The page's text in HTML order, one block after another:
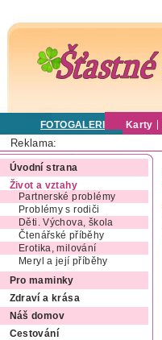
FOTOGALERIE Karty
Reklama:
Úvodní strana
Život a vztahy
Partnerské problémy
Problémy s rodiči
Děti. Výchova, škola
Čtenářské příběhy
Erotika, milování
Meryl a její příběhy
Pro maminky
Zdraví a krása
Náš domov
Cestování